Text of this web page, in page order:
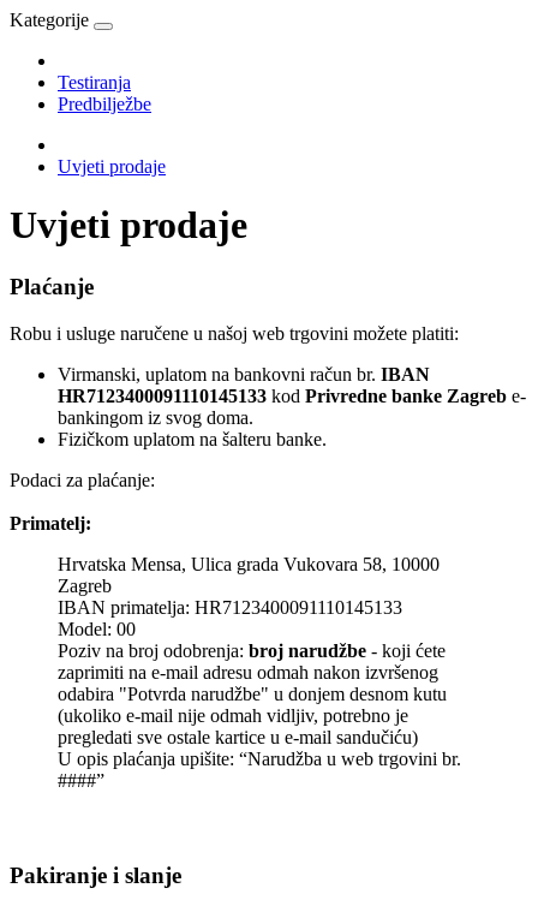
Kategorije
Testiranja
Predbilježbe
Uvjeti prodaje
Uvjeti prodaje
Plaćanje
Robu i usluge naručene u našoj web trgovini možete platiti:
Virmanski, uplatom na bankovni račun br. IBAN
HR7123400091110145133 kod Privredne banke Zagreb e-
bankingom iz svog doma.
Fizičkom uplatom na šalteru banke.
Podaci za plaćanje:
Primatelj:
Hrvatska Mensa, Ulica grada Vukovara 58, 10000
Zagreb
IBAN primatelja: HR7123400091110145133
Model: 00
Poziv na broj odobrenja: broj narudžbe - koji ćete
zaprimiti na e-mail adresu odmah nakon izvršenog
odabira "Potvrda narudžbe" u donjem desnom kutu
(ukoliko e-mail nije odmah vidljiv, potrebno je
pregledati sve ostale kartice u e-mail sandučiću)
U opis plaćanja upišite: “Narudžba u web trgovini br.
####”
Pakiranje i slanje